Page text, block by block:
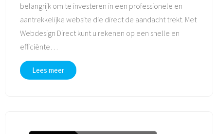
belangrijk om te investeren in een professionele en
aantrekkelijke website die direct de aandacht trekt. Met
Webdesign Direct kunt u rekenen op een snelle en
efficiënte…
Lees meer